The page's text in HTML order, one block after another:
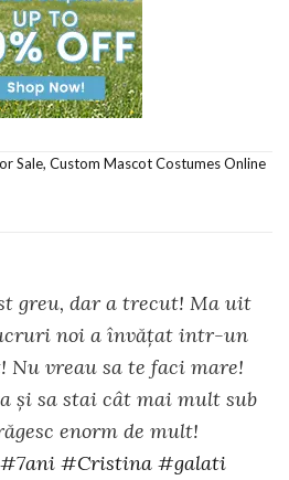
greu, dar a trecut! Ma uit
noi a învățat intr-un
vreau sa te faci mare!
și sa stai cât mai mult sub
enorm de mult!
#7ani #Cristina #galati